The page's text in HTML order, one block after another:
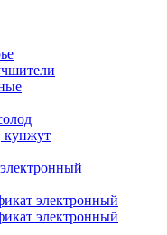
кунжут
электронный
электронный